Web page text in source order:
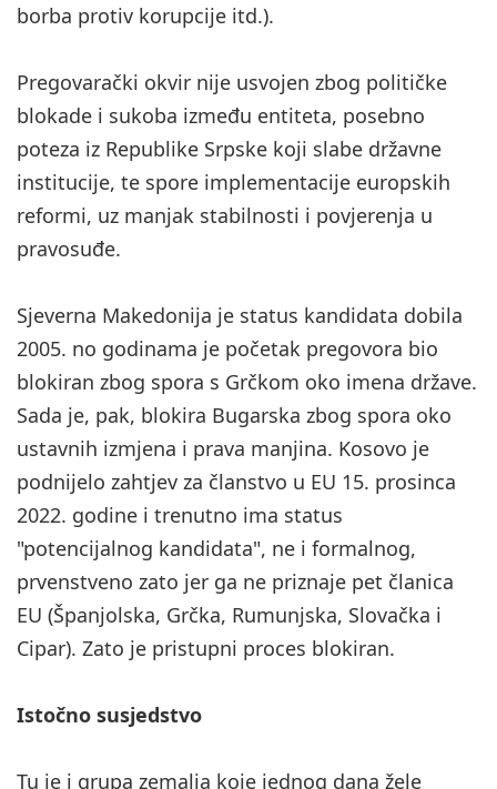
borba protiv korupcije itd.).
Pregovarački okvir nije usvojen zbog političke
blokade i sukoba između entiteta, posebno
poteza iz Republike Srpske koji slabe državne
institucije, te spore implementacije europskih
reformi, uz manjak stabilnosti i povjerenja u
pravosuđe.
Sjeverna Makedonija je status kandidata dobila
2005. no godinama je početak pregovora bio
blokiran zbog spora s Grčkom oko imena države.
Sada je, pak, blokira Bugarska zbog spora oko
ustavnih izmjena i prava manjina. Kosovo je
podnijelo zahtjev za članstvo u EU 15. prosinca
2022. godine i trenutno ima status
"potencijalnog kandidata", ne i formalnog,
prvenstveno zato jer ga ne priznaje pet članica
EU (Španjolska, Grčka, Rumunjska, Slovačka i
Cipar). Zato je pristupni proces blokiran.
Istočno susjedstvo
Tu je i grupa zemalja koje jednog dana žele